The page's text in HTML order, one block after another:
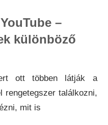
–
különböző
ott többen látják a
rengetegszer találkozni,
mit is